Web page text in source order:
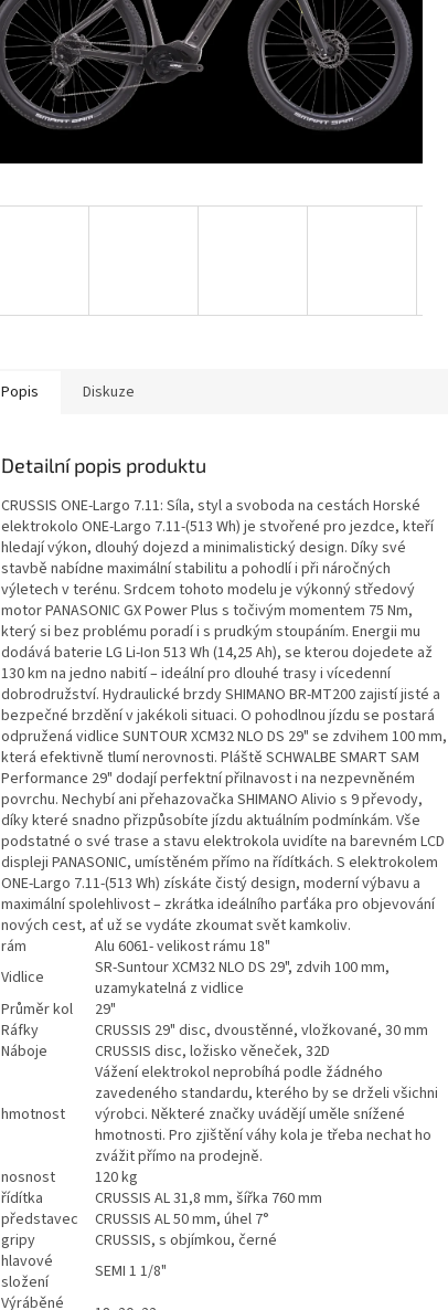
Popis Diskuze
Detailní popis produktu
CRUSSIS ONE-Largo 7.11: Síla, styl a svoboda na cestách Horské
elektrokolo ONE-Largo 7.11-(513 Wh) je stvořené pro jezdce, kteří
hledají výkon, dlouhý dojezd a minimalistický design. Díky své
stavbě nabídne maximální stabilitu a pohodlí i při náročných
výletech v terénu. Srdcem tohoto modelu je výkonný středový
motor PANASONIC GX Power Plus s točivým momentem 75 Nm,
který si bez problému poradí i s prudkým stoupáním. Energii mu
dodává baterie LG Li-Ion 513 Wh (14,25 Ah), se kterou dojedete až
130 km na jedno nabití – ideální pro dlouhé trasy i vícedenní
dobrodružství. Hydraulické brzdy SHIMANO BR-MT200 zajistí jisté a
bezpečné brzdění v jakékoli situaci. O pohodlnou jízdu se postará
odpružená vidlice SUNTOUR XCM32 NLO DS 29" se zdvihem 100 mm,
která efektivně tlumí nerovnosti. Pláště SCHWALBE SMART SAM
Performance 29" dodají perfektní přilnavost i na nezpevněném
povrchu. Nechybí ani přehazovačka SHIMANO Alivio s 9 převody,
díky které snadno přizpůsobíte jízdu aktuálním podmínkám. Vše
podstatné o své trase a stavu elektrokola uvidíte na barevném LCD
displeji PANASONIC, umístěném přímo na řídítkách. S elektrokolem
ONE-Largo 7.11-(513 Wh) získáte čistý design, moderní výbavu a
maximální spolehlivost – zkrátka ideálního parťáka pro objevování
nových cest, ať už se vydáte zkoumat svět kamkoliv.
rám
Alu 6061- velikost rámu 18"
Vidlice
SR-Suntour XCM32 NLO DS 29", zdvih 100 mm,
uzamykatelná z vidlice
Průměr kol
29"
Ráfky
CRUSSIS 29" disc, dvoustěnné, vložkované, 30 mm
Náboje
CRUSSIS disc, ložisko věneček, 32D
hmotnost
Vážení elektrokol neprobíhá podle žádného
zavedeného standardu, kterého by se drželi všichni
výrobci. Některé značky uvádějí uměle snížené
hmotnosti. Pro zjištění váhy kola je třeba nechat ho
zvážit přímo na prodejně.
nosnost
120 kg
řídítka
CRUSSIS AL 31,8 mm, šířka 760 mm
představec
CRUSSIS AL 50 mm, úhel 7°
gripy
CRUSSIS, s objímkou, černé
hlavové
složení
SEMI 1 1/8"
Výráběné